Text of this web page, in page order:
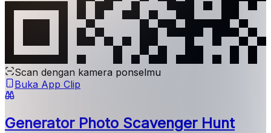
Scan dengan kamera ponselmu
Buka App Clip
Generator Photo Scavenger Hunt